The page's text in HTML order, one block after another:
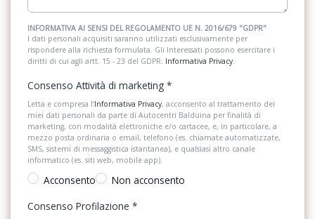
INFORMATIVA AI SENSI DEL REGOLAMENTO UE N. 2016/679 "GDPR"
I dati personali acquisiti saranno utilizzati esclusivamente per
rispondere alla richiesta formulata. Gli Interessati possono esercitare i
diritti di cui agli artt. 15 - 23 del GDPR. Informativa Privacy.
Consenso Attività di marketing *
Letta e compresa l’Informativa Privacy, acconsento al trattamento dei
miei dati personali da parte di Autocentri Balduina per finalità di
marketing, con modalità elettroniche e/o cartacee, e, in particolare, a
mezzo posta ordinaria o email, telefono (es. chiamate automatizzate,
SMS, sistemi di messaggistica istantanea), e qualsiasi altro canale
informatico (es. siti web, mobile app).
Acconsento
Non acconsento
Consenso Profilazione *